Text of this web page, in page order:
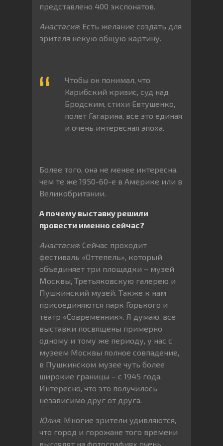
представлено 400 экспонатов.
Анастасия: Есть желание создать для
зрителя некую общую картину.
Чтобы он понимал, что
Карибский кризис, суд над
Бродским, стихи Евтушенко,
полет Гагарина, все это единая
и очень интересная эпоха.
Более того, она не менее интересна,
чем те же 1950-60-е в Америке или в
Великобритании.
А почему выставку решили
провести именно сейчас?
Анастасия: Сейчас проходит
фестиваль «Оттепель», который
объединяет три площадки – музей
Москвы, Третьяковскую галерею и
Пушкинский музей. Также к нам
присоединяются парк Горького и
театр «Современник». Я думаю, все
выставки посвящены примерно
одному и тому же периоду, у нас с
музеем Москвы полное совпадение,
в Пушкинском музее чуть более
широкие границы – с 1945 года.
Интересно, что это получилось
независимо друг от друга.
Юлия: Многие зрители удивляются,
что город и горожане того времени
выглядят на фотографиях очень